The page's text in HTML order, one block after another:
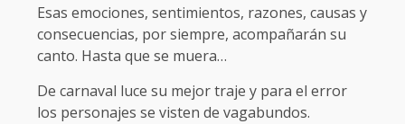
Esas emociones, sentimientos, razones, causas y
consecuencias, por siempre, acompañarán su
canto. Hasta que se muera…
De carnaval luce su mejor traje y para el error
los personajes se visten de vagabundos.